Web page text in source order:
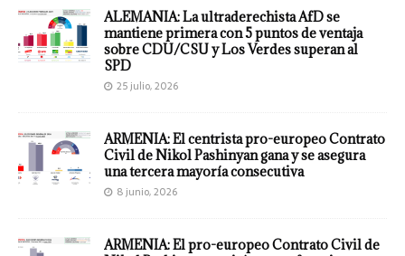
ALEMANIA: La ultraderechista AfD se
mantiene primera con 5 puntos de ventaja
sobre CDU/CSU y Los Verdes superan al
SPD
25 julio, 2026
ARMENIA: El centrista pro-europeo Contrato
Civil de Nikol Pashinyan gana y se asegura
una tercera mayoría consecutiva
8 junio, 2026
ARMENIA: El pro-europeo Contrato Civil de